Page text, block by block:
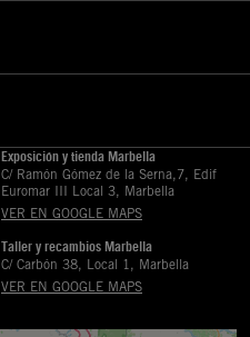
Exposición y tienda Marbella
C/ Ramón Gómez de la Serna,7, Edif
Euromar III Local 3, Marbella
VER EN GOOGLE MAPS
Taller y recambios Marbella
C/ Carbón 38, Local 1, Marbella
VER EN GOOGLE MAPS